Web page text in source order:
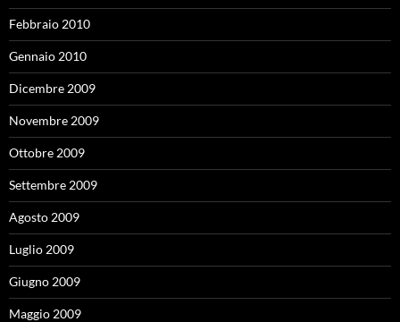
Febbraio 2010
Gennaio 2010
Dicembre 2009
Novembre 2009
Ottobre 2009
Settembre 2009
Agosto 2009
Luglio 2009
Giugno 2009
Maggio 2009